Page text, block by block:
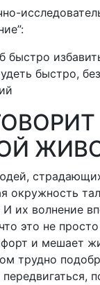
окружность
их волнение
это не
и мешает
трудно